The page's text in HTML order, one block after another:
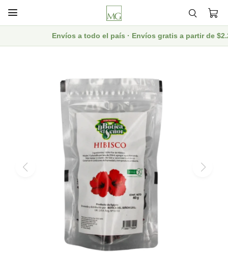

Envíos a todo el país · Envíos gratis a partir de